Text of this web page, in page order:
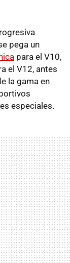
pega un
para el V10,
el V12, antes
la gama en
especiales.